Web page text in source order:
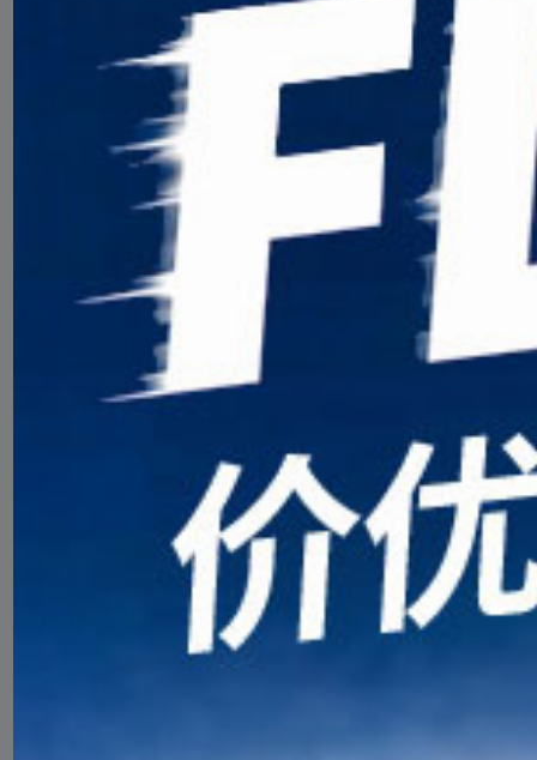
从山间小屋到设施齐全的酒店，我们的中央预订
野风情与极致舒适完美融合。推门而出，便是绵延数
英里的徒步与骑行路线、可乘坐缆车抵达的探险胜
地，以及享誉全球的餐饮体验。在阿斯本，尽享夏日
之美，一切尽在掌握。